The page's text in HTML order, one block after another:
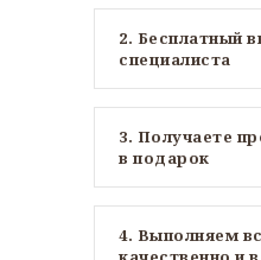
2. Бесплатный
специалиста
3. Получаете
в подарок
4. Выполняем